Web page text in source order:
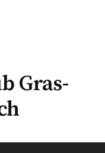
Gras-